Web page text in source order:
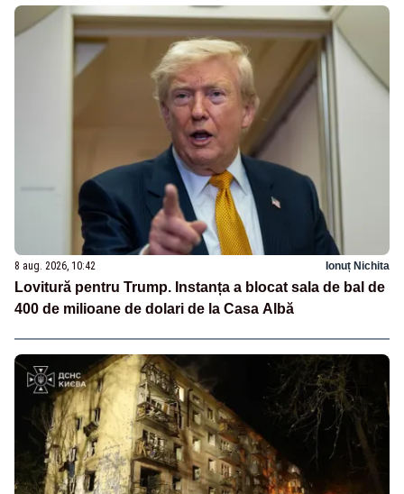
8 aug. 2026, 10:42 Ionuț Nichita
Lovitură pentru Trump. Instanța a blocat sala de bal de
400 de milioane de dolari de la Casa Albă